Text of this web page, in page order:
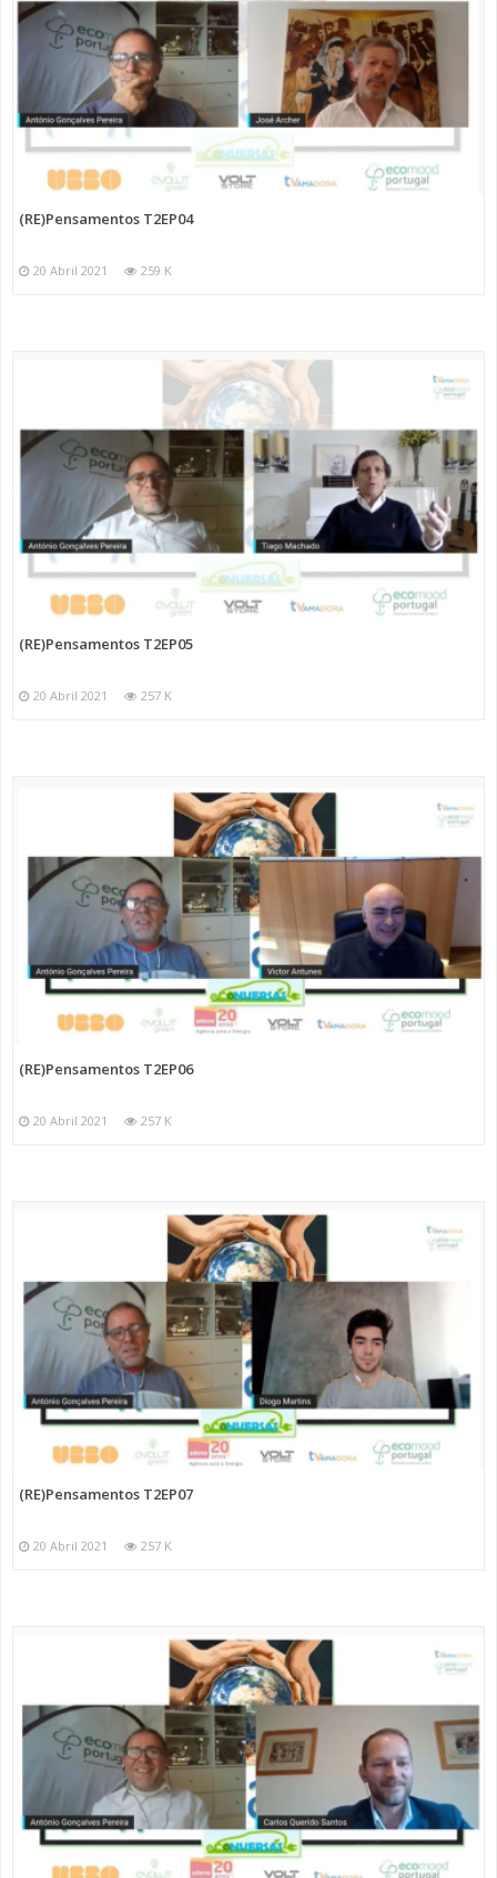
(RE)Pensamentos T2EP04
20 Abril 2021 259 K
(RE)Pensamentos T2EP05
20 Abril 2021 257 K
(RE)Pensamentos T2EP06
20 Abril 2021 257 K
(RE)Pensamentos T2EP07
20 Abril 2021 257 K